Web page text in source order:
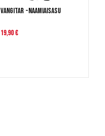
Vangitar -naamiaisasu
19,90 €